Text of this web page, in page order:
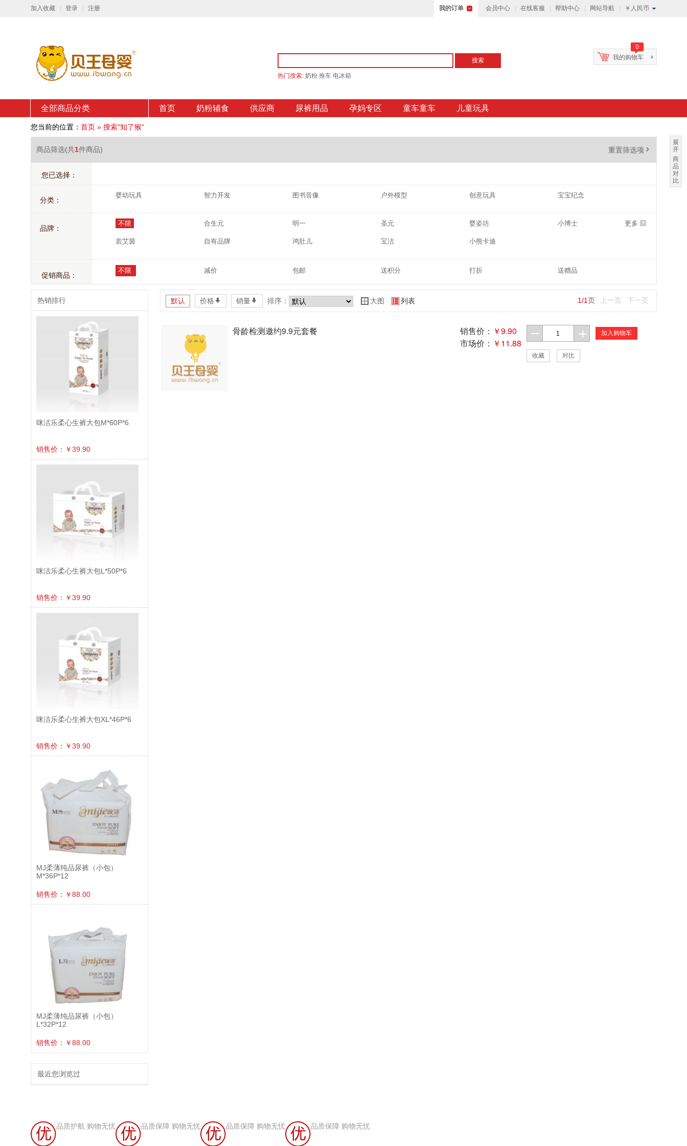
加入收藏 登录 注册 我的订单 会员中心 在线客服 帮助中心 网站导航 ￥人民币
搜索
热门搜索: 奶粉 推车 电冰箱
0
我的购物车
全部商品分类 首页 奶粉辅食 供应商 尿裤用品 孕妈专区 童车童车 儿童玩具
您当前的位置： 首页 » 搜索"知了猴"
商品筛选(共1件商品) 重置筛选项 '
您已选择：
分类：
婴幼玩具 智力开发 图书音像 户外模型 创意玩具 宝宝纪念
品牌：
更多 6
不限 合生元 明一 圣元 婴姿坊 小博士
若艾茵 自有品牌 鸿肚儿 宝洁 小熊卡迪
促销商品：
不限 减价 包邮 送积分 打折 送赠品
默认 价格 * 销量* 排序： Y 大图 Z 列表 1/1页 上一页 下一页
加入购物车
收藏 对比
销售价： ￥9.90
市场价： ￥11.88
骨龄检测邀约9.9元套餐
展
开
商
品
对
比
热销排行
咪洁乐柔心生裤大包M*60P*6
销售价：￥39.90
咪洁乐柔心生裤大包L*50P*6
销售价：￥39.90
咪洁乐柔心生裤大包XL*46P*6
销售价：￥39.90
MJ柔薄纯品尿裤（小包）
M*36P*12
销售价：￥88.00
MJ柔薄纯品尿裤（小包）
L*32P*12
销售价：￥88.00
最近您浏览过
品质护航 购物无忧 品质保障 购物无忧 品质保障 购物无忧 品质保障 购物无忧